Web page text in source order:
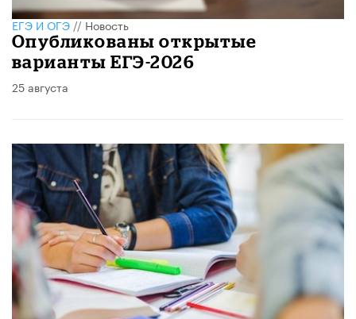
ЕГЭ И ОГЭ//Новость
Опубликованы открытые
варианты ЕГЭ-2026
25 августа